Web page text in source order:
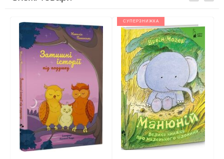
СУПЕРЗНИЖКА